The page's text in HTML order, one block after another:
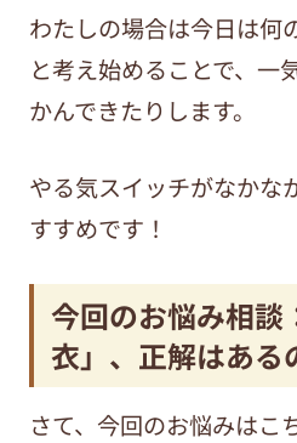
わたしの場合は今日は何
と考え始めることで、一
かんできたりします。
やる気スイッチがなかな
すすめです！
今回のお悩み相談
衣」、正解はある
さて、今回のお悩みはこ